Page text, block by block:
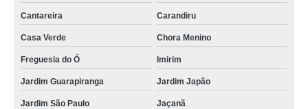
Cantareira Carandiru
Casa Verde Chora Menino
Freguesia do Ó Imirim
Jardim Guarapiranga Jardim Japão
Jardim São Paulo Jaçanã